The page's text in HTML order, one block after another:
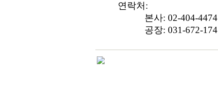
연락처:
본사: 02-404-4474
공장: 031-672-